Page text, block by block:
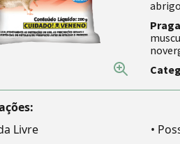
abrigo
Livre •